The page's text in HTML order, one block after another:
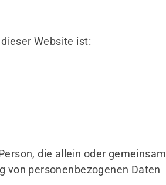
Website ist:
die allein oder gemeinsam
von personenbezogenen Daten